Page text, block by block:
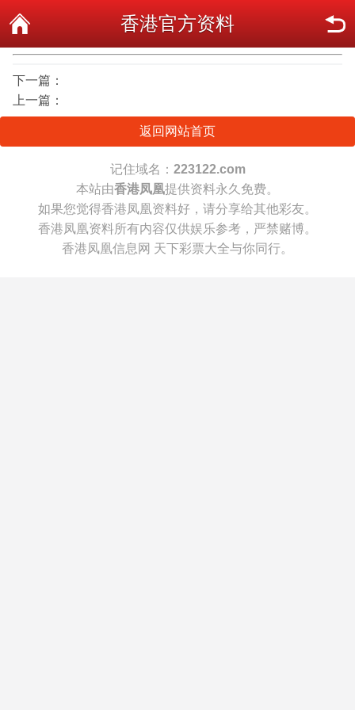
香港官方资料
下一篇：
上一篇：
返回网站首页
记住域名： 223122.com
本站由香港凤凰提供资料永久免费。
如果您觉得香港凤凰资料好，请分享给其他彩友。
香港凤凰资料所有内容仅供娱乐参考，严禁赌博。
香港凤凰信息网 天下彩票大全与你同行。